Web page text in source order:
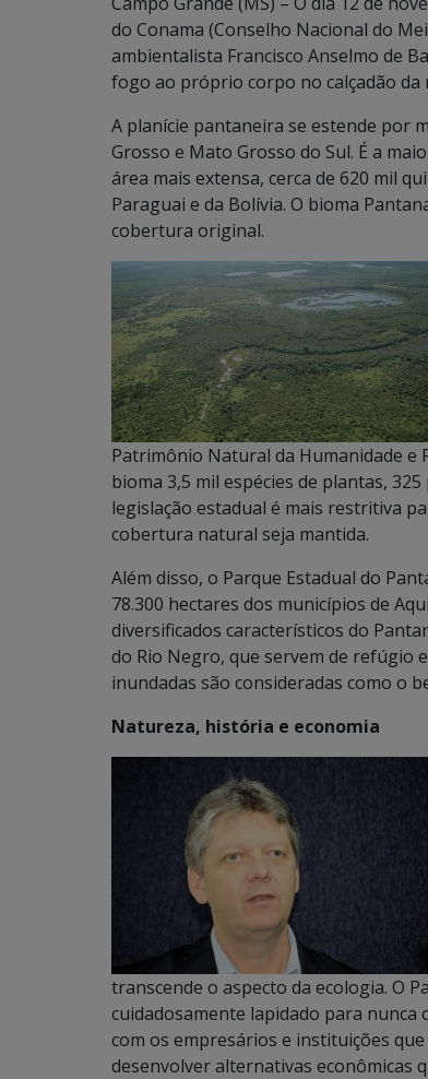
do Conama (Conselho Nacional do
ambientalista Francisco Anselmo de
fogo ao próprio corpo no calçadão
A planície pantaneira se estende por
Grosso e Mato Grosso do Sul. É a
área mais extensa, cerca de 620 mil
Paraguai e da Bolívia. O bioma
cobertura original.
Patrimônio Natural da Humanidade e
bioma 3,5 mil espécies de plantas,
legislação estadual é mais restritiva
cobertura natural seja mantida.
Além disso, o Parque Estadual do
78.300 hectares dos municípios de
diversificados característicos do
do Rio Negro, que servem de refúgio
inundadas são consideradas como o
Natureza, história e economia
transcende o aspecto da ecologia. O
cuidadosamente lapidado para
com os empresários e instituições
desenvolver alternativas econômicas